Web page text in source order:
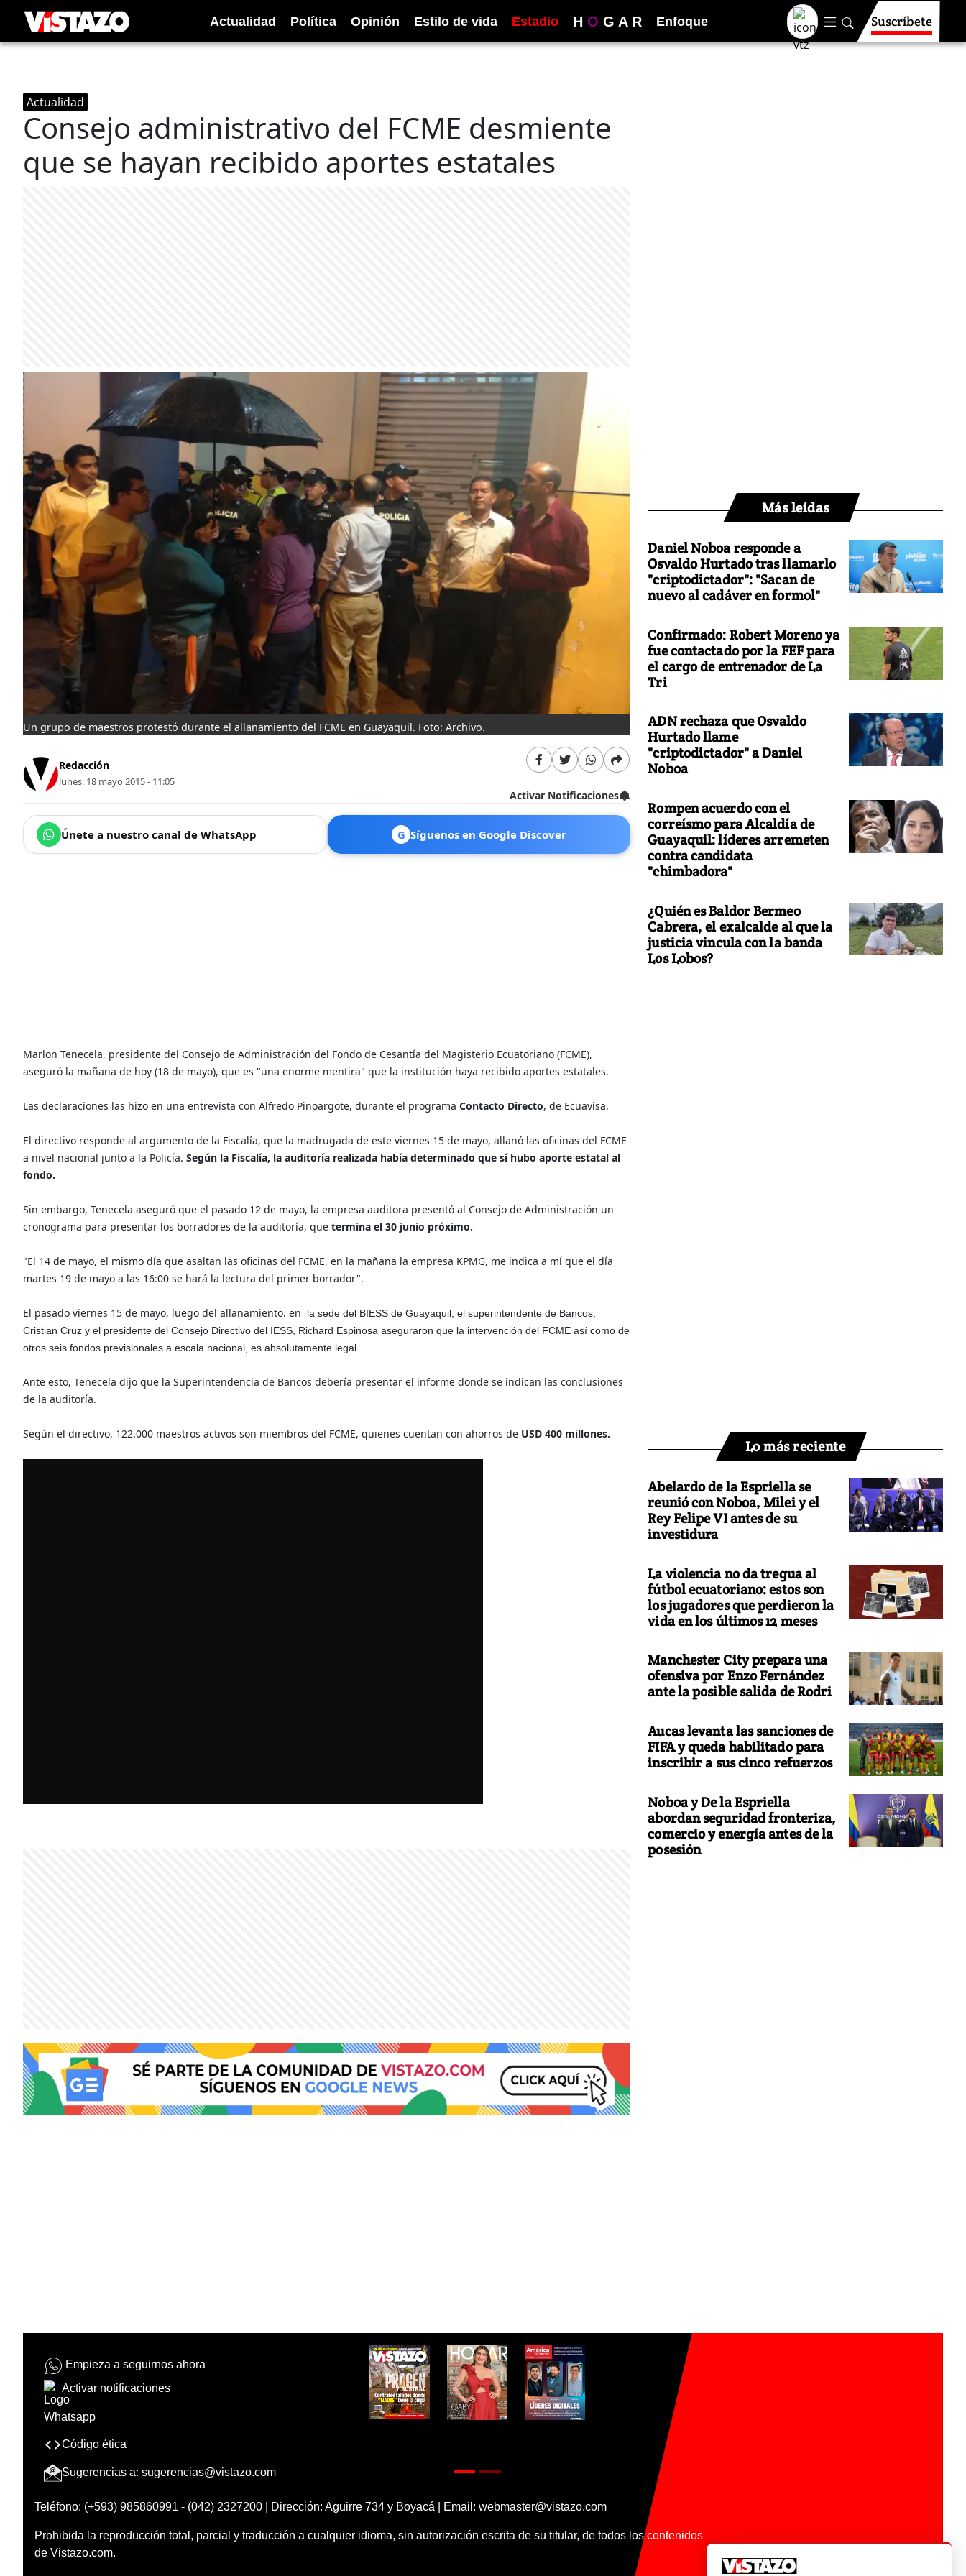
Actualidad Política Opinión Estilo de vida Estadio H O G A R Enfoque Suscríbete
Actualidad
Consejo administrativo del FCME desmiente
que se hayan recibido aportes estatales
Un grupo de maestros protestó durante el allanamiento del FCME en Guayaquil. Foto: Archivo.
Redacción
lunes, 18 mayo 2015 - 11:05
Activar Notificaciones
Únete a nuestro canal de WhatsApp G Síguenos en Google Discover
Marlon Tenecela, presidente del Consejo de Administración del Fondo de Cesantía del Magisterio Ecuatoriano (FCME),
aseguró la mañana de hoy (18 de mayo), que es "una enorme mentira" que la institución haya recibido aportes estatales.
Las declaraciones las hizo en una entrevista con Alfredo Pinoargote, durante el programa Contacto Directo, de Ecuavisa.
El directivo responde al argumento de la Fiscalía, que la madrugada de este viernes 15 de mayo, allanó las oficinas del FCME
a nivel nacional junto a la Policía. Según la Fiscalía, la auditoría realizada había determinado que sí hubo aporte estatal al
fondo.
Sin embargo, Tenecela aseguró que el pasado 12 de mayo, la empresa auditora presentó al Consejo de Administración un
cronograma para presentar los borradores de la auditoría, que termina el 30 junio próximo.
"El 14 de mayo, el mismo día que asaltan las oficinas del FCME, en la mañana la empresa KPMG, me indica a mí que el día
martes 19 de mayo a las 16:00 se hará la lectura del primer borrador".
El pasado viernes 15 de mayo, luego del allanamiento. en
la sede del BIESS de Guayaquil, el superintendente de Bancos,
Cristian Cruz y el presidente del Consejo Directivo del IESS, Richard Espinosa aseguraron que la intervención del FCME así como de
otros seis fondos previsionales a escala nacional, es absolutamente legal.
Ante esto, Tenecela dijo que la Superintendencia de Bancos debería presentar el informe donde se indican las conclusiones
de la auditoría.
Según el directivo, 122.000 maestros activos son miembros del FCME, quienes cuentan con ahorros de USD 400 millones.
Más leídas
Daniel Noboa responde a
Osvaldo Hurtado tras llamarlo
"criptodictador": "Sacan de
nuevo al cadáver en formol"
Confirmado: Robert Moreno ya
fue contactado por la FEF para
el cargo de entrenador de La
Tri
ADN rechaza que Osvaldo
Hurtado llame
"criptodictador" a Daniel
Noboa
Rompen acuerdo con el
correísmo para Alcaldía de
Guayaquil: líderes arremeten
contra candidata
"chimbadora"
¿Quién es Baldor Bermeo
Cabrera, el exalcalde al que la
justicia vincula con la banda
Los Lobos?
Lo más reciente
Abelardo de la Espriella se
reunió con Noboa, Milei y el
Rey Felipe VI antes de su
investidura
La violencia no da tregua al
fútbol ecuatoriano: estos son
los jugadores que perdieron la
vida en los últimos 12 meses
Manchester City prepara una
ofensiva por Enzo Fernández
ante la posible salida de Rodri
Aucas levanta las sanciones de
FIFA y queda habilitado para
inscribir a sus cinco refuerzos
Noboa y De la Espriella
abordan seguridad fronteriza,
comercio y energía antes de la
posesión
Empieza a seguirnos ahora
Activar notificaciones
Código ética
Sugerencias a: sugerencias@vistazo.com
Teléfono: (+593) 985860991 - (042) 2327200 | Dirección: Aguirre 734 y Boyacá | Email: webmaster@vistazo.com
Prohibida la reproducción total, parcial y traducción a cualquier idioma, sin autorización escrita de su titular, de todos los contenidos
de Vistazo.com.